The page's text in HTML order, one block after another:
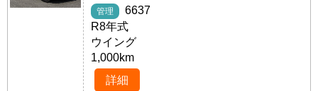
管理
6637
R8年式
ウイング
1,000km
詳細